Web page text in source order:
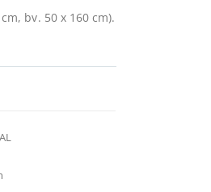
bv. 50 x 160 cm).